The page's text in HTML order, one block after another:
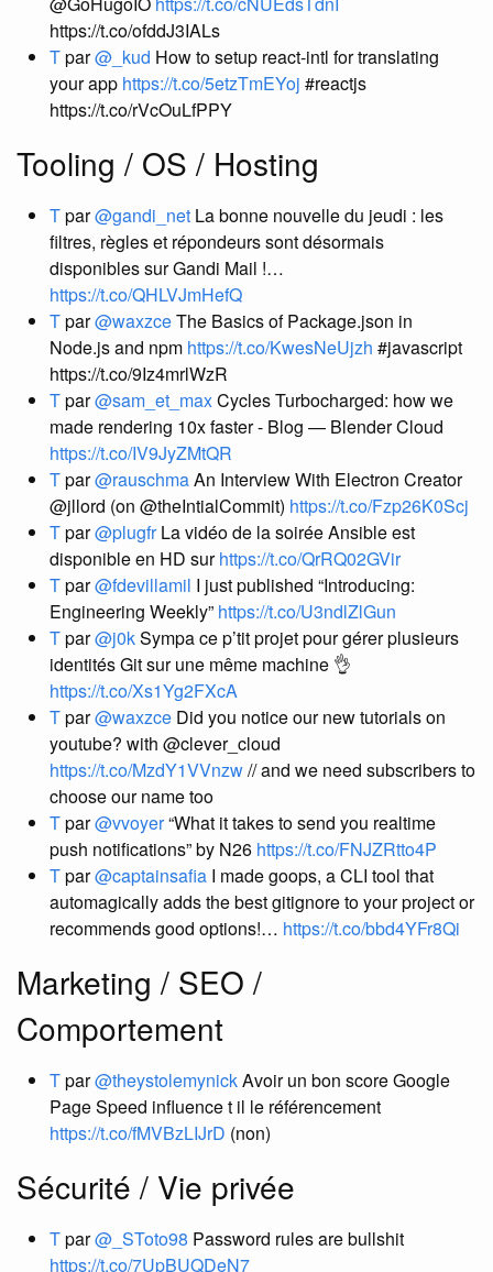
https://t.co/ofddJ3IALs
Tpar@_kud How to setup react-intl for translating
your app https://t.co/5etzTmEYoj #reactjs
https://t.co/rVcOuLfPPY
Tooling / OS / Hosting
Tpar@gandi_net La bonne nouvelle du jeudi : les
filtres, règles et répondeurs sont désormais
disponibles sur Gandi Mail !…
https://t.co/QHLVJmHefQ
Tpar@waxzceThe Basics of Package.json in
Node.js and npm https://t.co/KwesNeUjzh #javascript
https://t.co/9Iz4mrlWzR
Tpar@sam_et_maxCycles Turbocharged: how we
made rendering 10x faster - Blog — Blender Cloud
https://t.co/IV9JyZMtQR
Tpar@rauschmaAn Interview With Electron Creator
@jllord (on @theIntialCommit) https://t.co/Fzp26K0Scj
Tpar@plugfrLa vidéo de la soirée Ansible est
disponible en HD surhttps://t.co/QrRQ02GVir
Tpar@fdevillamil I just published “Introducing:
Engineering Weekly” https://t.co/U3ndlZlGun
Tpar@j0kSympa ce p’tit projet pour gérer plusieurs
identités Git sur une même machine 👌
https://t.co/Xs1Yg2FXcA
Tpar@waxzce Did you notice our new tutorials on
youtube? with @clever_cloud
https://t.co/MzdY1VVnzw// and we need subscribers to
choose our name too
Tpar@vvoyer“What it takes to send you realtime
push notifications” by N26 https://t.co/FNJZRtto4P
Tpar@captainsafia I made goops, a CLI tool that
automagically adds the best gitignore to your project or
recommends good options!… https://t.co/bbd4YFr8Qi
Marketing / SEO /
Comportement
Tpar@theystolemynickAvoir un bon score Google
Page Speed influence t il le référencement
https://t.co/fMVBzLIJrD (non)
Sécurité / Vie privée
Tpar@_SToto98 Password rules are bullshit
https://t.co/7UpBUQDeN7